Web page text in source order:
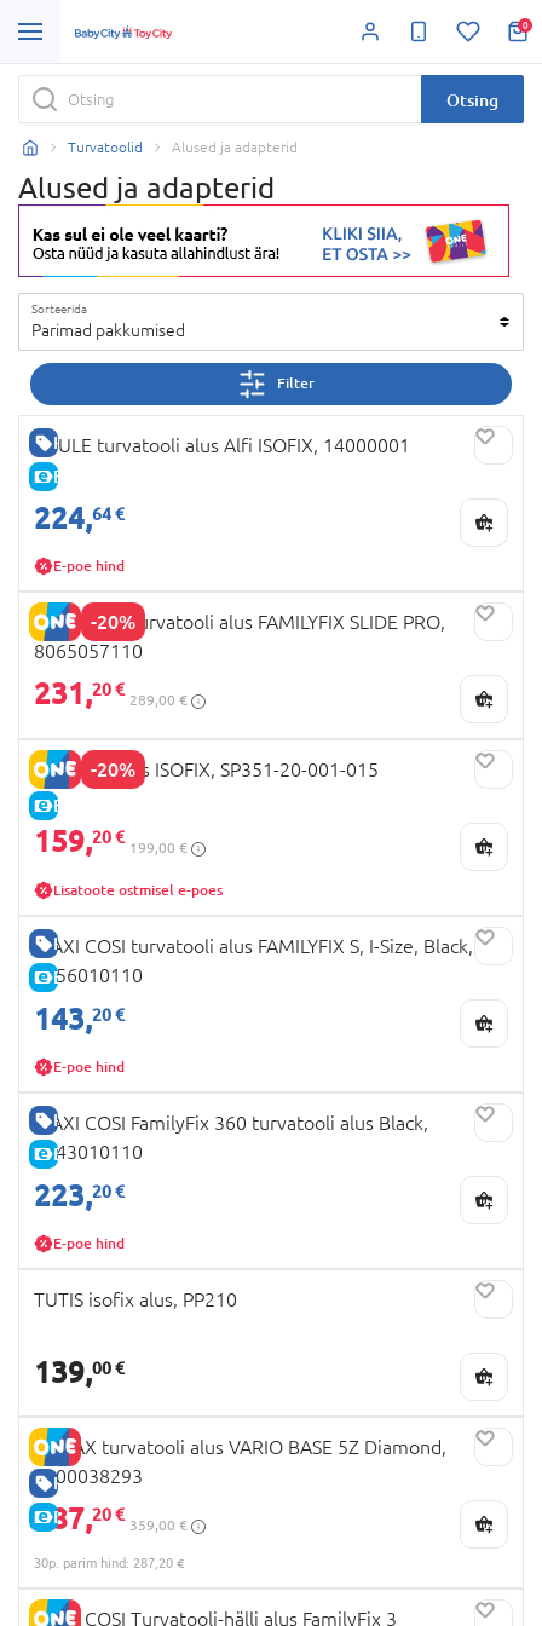
0
Otsing
Turvatoolid Alused ja adapterid
Alused ja adapterid
Sorteerida
Parimad pakkumised
Filter
HEA HIND
E-HIND
THULE turvatooli alus Alfi ISOFIX, 14000001
224,64 €
E-poe hind
-20%
MAXI COSI turvatooli alus FAMILYFIX SLIDE PRO,
8065057110
231,20 €
289,00 €
-20%
E-HIND
DOONA I alus ISOFIX, SP351-20-001-015
159,20 €
199,00 €
Lisatoote ostmisel e-poes
HEA HIND
E-HIND
MAXI COSI turvatooli alus FAMILYFIX S, I-Size, Black,
8056010110
143,20 €
E-poe hind
HEA HIND
E-HIND
MAXI COSI FamilyFix 360 turvatooli alus Black,
8043010110
223,20 €
E-poe hind
TUTIS isofix alus, PP210
139,00 €
HEA HIND
E-HIND
BRITAX turvatooli alus VARIO BASE 5Z Diamond,
2000038293
287,20 €
359,00 €
30p. parim hind: 287,20 €
MAXI COSI Turvatooli-hälli alus FamilyFix 3